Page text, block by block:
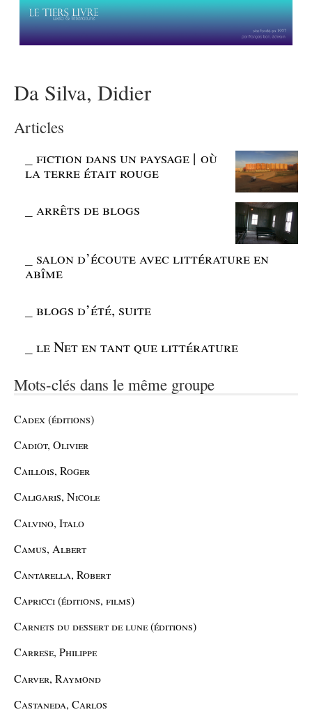
Da Silva, Didier
Articles
_fiction dans un paysage | où
la terre était rouge
_arrêts de blogs
salon d’écoute avec littérature en
abîme
_blogs d’été, suite
_le Net en tant que littérature
Mots-clés dans le même groupe
Cadex (éditions)
Cadiot, Olivier
Caillois, Roger
Caligaris, Nicole
Calvino, Italo
Camus, Albert
Cantarella, Robert
Capricci (éditions, films)
Carnets du dessert de lune (éditions)
Carrese, Philippe
Carver, Raymond
Castaneda, Carlos